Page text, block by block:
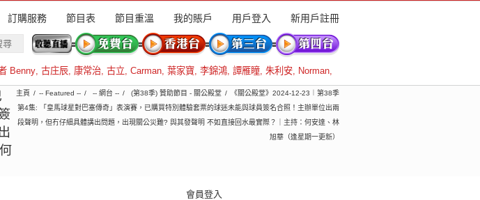
訂購服務 節目表 節目重溫 我的賬戶 用戶登入 新用戶註冊
Benny, 古庄辰, 康常治, 古立, Carman, 葉家寶, 李錦鴻, 譚雁瞳, 朱利安, Norman,
主頁 -- Featured -- -- 網台 -- (第38季) 贊助節目 - 關公殿堂
《關公殿堂》2024-12-23︱第38季
第4集: 「皇馬球星對巴塞傳奇」表演賽，已購買特別體驗套票的球迷未能與球員簽名合照！主辦單位出兩
段聲明，但冇仔細具體講出問題，出現關公災難? 與其發聲明 不如直接回水最實際？｜主持：何安達、林
旭華（逢星期一更新）
會員登入